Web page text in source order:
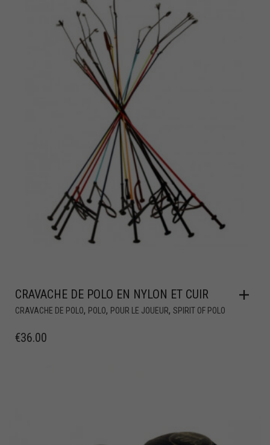
CRAVACHE DE POLO EN NYLON ET CUIR
CRAVACHE DE POLO, POLO, POUR LE JOUEUR, SPIRIT OF POLO
€36.00